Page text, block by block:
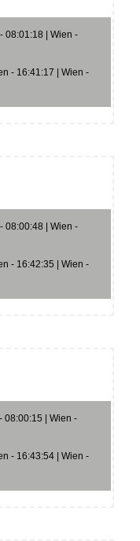
08:01:18 | Wien -
- 16:41:17 | Wien -
08:00:48 | Wien -
- 16:42:35 | Wien -
08:00:15 | Wien -
- 16:43:54 | Wien -